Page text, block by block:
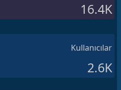
16.4K
Kullanıcılar
2.6K